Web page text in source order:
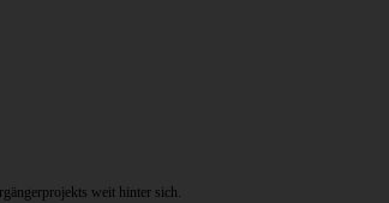
weit hinter sich.